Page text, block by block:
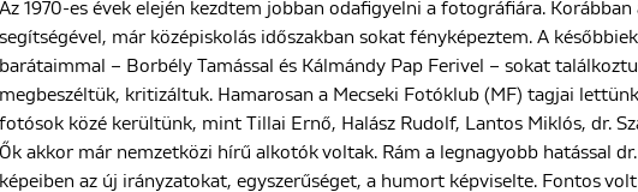
Az 1970-es évek elején kezdtem jobban odafigyelni a fotográfiára. Korábban
segítségével, már középiskolás időszakban sokat fényképeztem. A
barátaimmal – Borbély Tamással és Kálmándy Pap Ferivel – sokat
megbeszéltük, kritizáltuk. Hamarosan a Mecseki Fotóklub (MF) tagjai
fotósok közé kerültünk, mint Tillai Ernő, Halász Rudolf, Lantos Miklós, dr.
Ők akkor már nemzetközi hírű alkotók voltak. Rám a legnagyobb hatással
képeiben az új irányzatokat, egyszerűséget, a humort képviselte. Fontos